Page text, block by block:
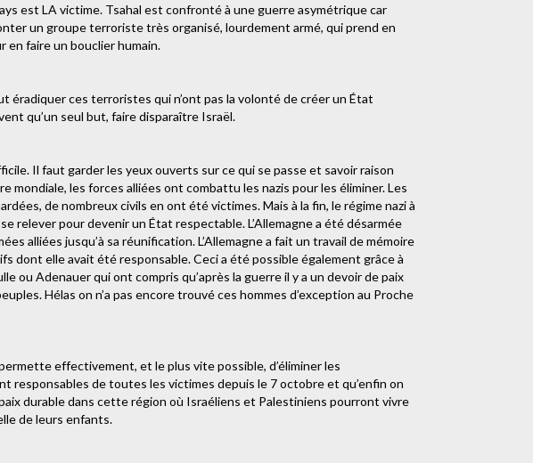
est LA victime. Tsahal est confronté à une guerre asymétrique car
un groupe terroriste très organisé, lourdement armé, qui prend en
en faire un bouclier humain.
éradiquer ces terroristes qui n’ont pas la volonté de créer un État
qu’un seul but, faire disparaître Israël.
Il faut garder les yeux ouverts sur ce qui se passe et savoir raison
mondiale, les forces alliées ont combattu les nazis pour les éliminer. Les
de nombreux civils en ont été victimes. Mais à la fin, le régime nazi à
relever pour devenir un État respectable. L’Allemagne a été désarmée
alliées jusqu’à sa réunification. L’Allemagne a fait un travail de mémoire
dont elle avait été responsable. Ceci a été possible également grâce à
ou Adenauer qui ont compris qu’après la guerre il y a un devoir de paix
Hélas on n’a pas encore trouvé ces hommes d’exception au Proche
effectivement, et le plus vite possible, d’éliminer les
responsables de toutes les victimes depuis le 7 octobre et qu’enfin on
durable dans cette région où Israéliens et Palestiniens pourront vivre
de leurs enfants.